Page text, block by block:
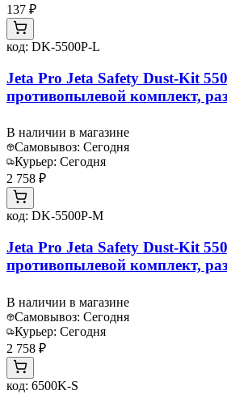
137 ₽
код: DK-5500P-L
Jeta Pro Jeta Safety Dust-Kit
противопылевой комплект,
В наличии в магазине
Самовывоз: Сегодня
Курьер: Сегодня
2 758 ₽
код: DK-5500P-M
Jeta Pro Jeta Safety Dust-Kit
противопылевой комплект,
В наличии в магазине
Самовывоз: Сегодня
Курьер: Сегодня
2 758 ₽
код: 6500K-S